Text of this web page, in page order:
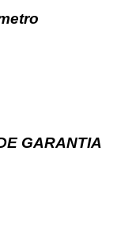
GARANTIA